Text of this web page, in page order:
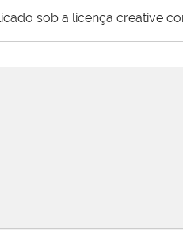
sob a licença creative